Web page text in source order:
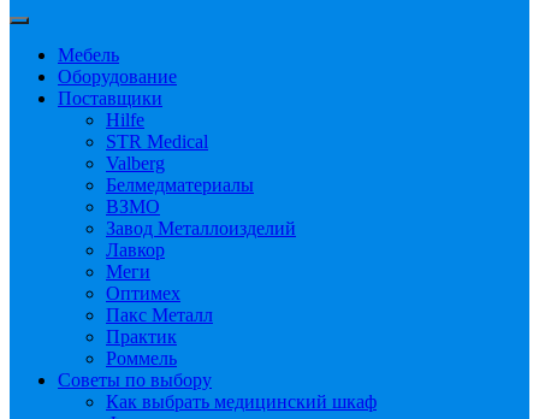
Мебель
Оборудование
Поставщики
Hilfe
STR Medical
Valberg
Белмедматериалы
ВЗМО
Завод Металлоизделий
Лавкор
Меги
Оптимех
Пакс Металл
Практик
Роммель
Советы по выбору
Как выбрать медицинский шкаф